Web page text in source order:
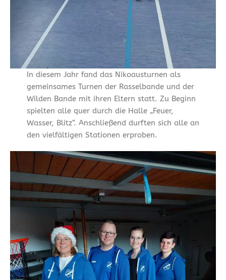
In diesem Jahr fand das Nikoausturnen als
gemeinsames Turnen der Rasselbande und der
Wilden Bande mit ihren Eltern statt. Zu Beginn
spielten alle quer durch die Halle „Feuer,
Wasser, Blitz“. Anschließend durften sich alle an
den vielfältigen Stationen erproben.